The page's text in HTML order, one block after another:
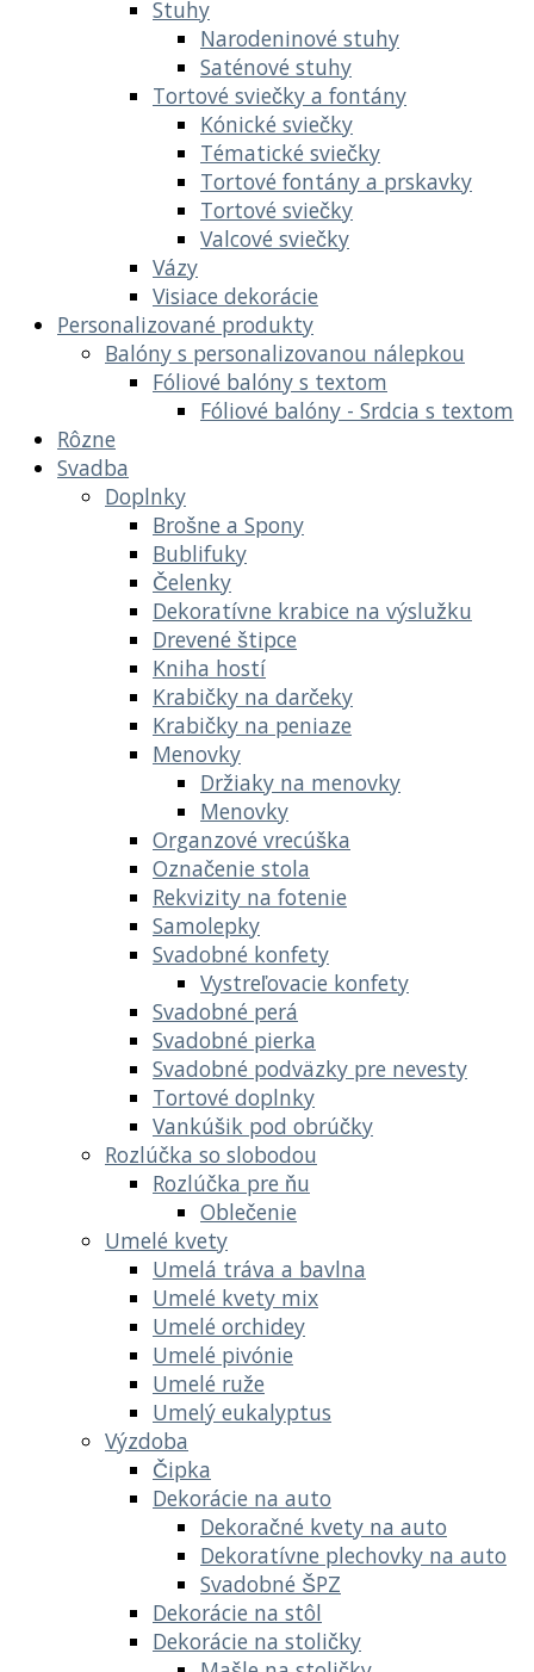
Stuhy
Narodeninové stuhy
Saténové stuhy
Tortové sviečky a fontány
Kónické sviečky
Tématické sviečky
Tortové fontány a prskavky
Tortové sviečky
Valcové sviečky
Vázy
Visiace dekorácie
Personalizované produkty
Balóny s personalizovanou nálepkou
Fóliové balóny s textom
Fóliové balóny - Srdcia s textom
Rôzne
Svadba
Doplnky
Brošne a Spony
Bublifuky
Čelenky
Dekoratívne krabice na výslužku
Drevené štipce
Kniha hostí
Krabičky na darčeky
Krabičky na peniaze
Menovky
Držiaky na menovky
Menovky
Organzové vrecúška
Označenie stola
Rekvizity na fotenie
Samolepky
Svadobné konfety
Vystreľovacie konfety
Svadobné perá
Svadobné pierka
Svadobné podväzky pre nevesty
Tortové doplnky
Vankúšik pod obrúčky
Rozlúčka so slobodou
Rozlúčka pre ňu
Oblečenie
Umelé kvety
Umelá tráva a bavlna
Umelé kvety mix
Umelé orchidey
Umelé pivónie
Umelé ruže
Umelý eukalyptus
Výzdoba
Čipka
Dekorácie na auto
Dekoračné kvety na auto
Dekoratívne plechovky na auto
Svadobné ŠPZ
Dekorácie na stôl
Dekorácie na stoličky